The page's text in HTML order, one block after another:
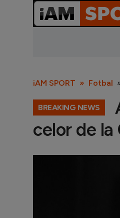
iAM SPORT Fotbal
BREAKING NEWS
celor de la